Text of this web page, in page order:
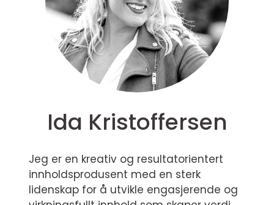
Ida Kristoffersen
Jeg er en kreativ og resultatorientert
innholdsprodusent med en sterk
lidenskap for å utvikle engasjerende og